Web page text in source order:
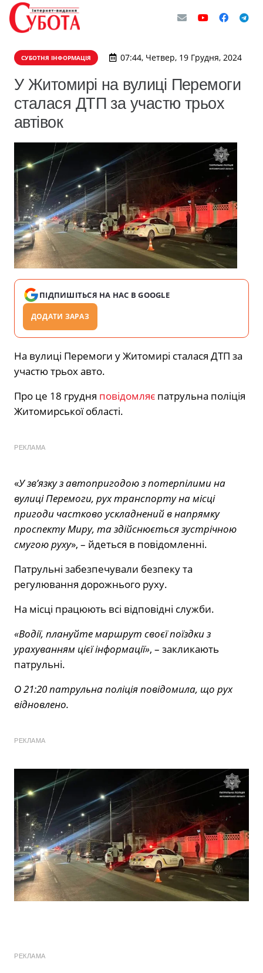
СУБОТНЯ ІНФОРМАЦІЯ 07:44, Четвер, 19 Грудня, 2024
У Житомирі на вулиці Перемоги
сталася ДТП за участю трьох
автівок
ПІДПИШІТЬСЯ НА НАС В GOOGLE
ДОДАТИ ЗАРАЗ
На вулиці Перемоги у Житомирі сталася ДТП за
участю трьох авто.
Про це 18 грудня повідомляє патрульна поліція
Житомирської області.
РЕКЛАМА
«У зв’язку з автопригодою з потерпілими на
вулиці Перемоги, рух транспорту на місці
пригоди частково ускладнений в напрямку
проспекту Миру, та здійснюється зустрічною
смугою руху», – йдеться в повідомленні.
Патрульні забезпечували безпеку та
регулювання дорожнього руху.
На місці працюють всі відповідні служби.
«Водії, плануйте маршрут своєї поїздки з
урахуванням цієї інформації», – закликають
патрульні.
О 21:20 патрульна поліція повідомила, що рух
відновлено.
РЕКЛАМА
РЕКЛАМА